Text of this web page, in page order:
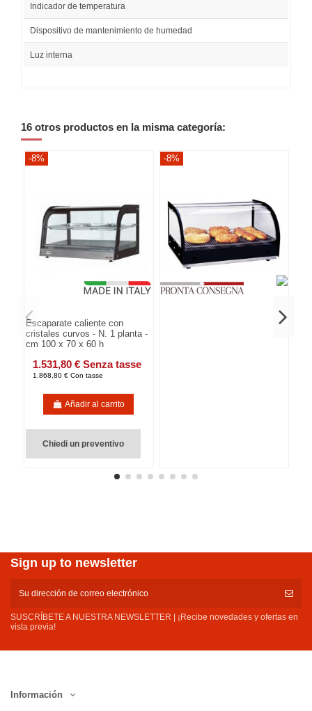
Indicador de temperatura
Dispositivo de mantenimiento de humedad
Luz interna
16 otros productos en la misma categoría:
-8%
Escaparate caliente con
cristales curvos - N. 1 planta -
cm 100 x 70 x 60 h
1.531,80 € Senza tasse
1.868,80 € Con tasse
Añadir al carrito
Chiedi un preventivo
-8%
Sign up to newsletter
SUSCRÍBETE A NUESTRA NEWSLETTER | ¡Recibe novedades y ofertas en
vista previa!
Información